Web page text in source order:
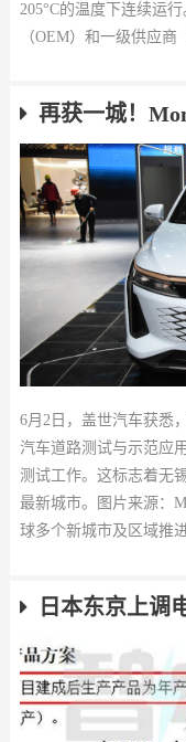
205°C的温度下连续运
（OEM）和一级供应商
再获一城！Momenta
6月2日，盖世汽车获悉
汽车道路测试与示范应
测试工作。这标志着无
最新城市。图片来源：
球多个新城市及区域推
日本东京上调电